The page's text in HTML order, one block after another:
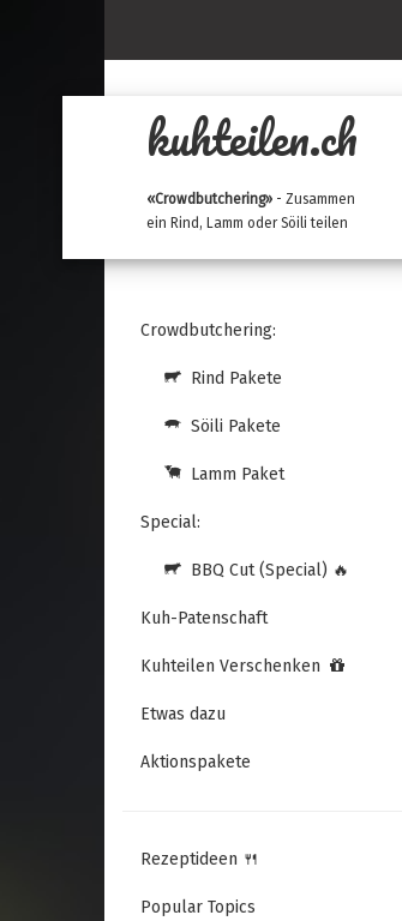
kuhteilen.ch
«Crowdbutchering» - Zusammen
ein Rind, Lamm oder Söili teilen
Crowdbutchering:
Rind Pakete
Söili Pakete
Lamm Paket
Special:
BBQ Cut (Special) 🔥
Kuh-Patenschaft
Kuhteilen Verschenken
Etwas dazu
Aktionspakete
Rezeptideen 🍴
Popular Topics